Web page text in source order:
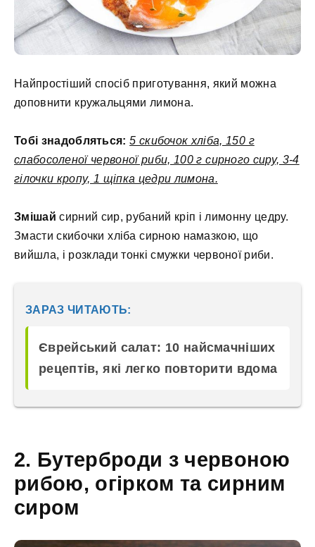
Найпростіший спосіб приготування, який можна
доповнити кружальцями лимона.
Тобі знадобляться: 5 скибочок хліба, 150 г
слабосоленої червоної риби, 100 г сирного сиру, 3-4
гілочки кропу, 1 щіпка цедри лимона.
Змішай сирний сир, рубаний кріп і лимонну цедру.
Змасти скибочки хліба сирною намазкою, що
вийшла, і розклади тонкі смужки червоної риби.
ЗАРАЗ ЧИТАЮТЬ:
Єврейський салат: 10 найсмачніших
рецептів, які легко повторити вдома
2. Бутерброди з червоною
рибою, огірком та сирним
сиром